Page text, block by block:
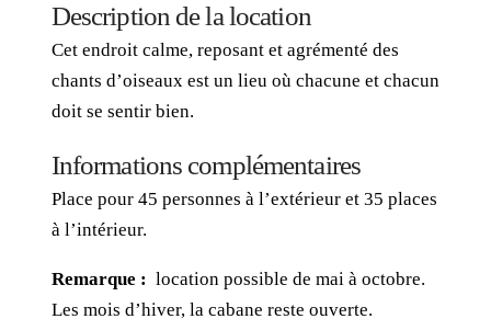
Description de la location
Cet endroit calme, reposant et agrémenté des
chants d’oiseaux est un lieu où chacune et chacun
doit se sentir bien.
Informations complémentaires
Place pour 45 personnes à l’extérieur et 35 places
à l’intérieur.
Remarque : location possible de mai à octobre.
Les mois d’hiver, la cabane reste ouverte.